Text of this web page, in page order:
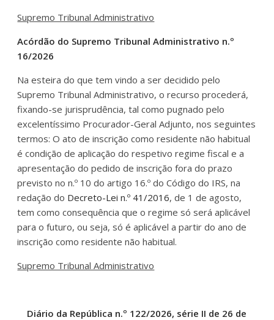
Supremo Tribunal Administrativo
Acórdão do Supremo Tribunal Administrativo n.º
16/2026
Na esteira do que tem vindo a ser decidido pelo
Supremo Tribunal Administrativo, o recurso procederá,
fixando-se jurisprudência, tal como pugnado pelo
excelentíssimo Procurador-Geral Adjunto, nos seguintes
termos: O ato de inscrição como residente não habitual
é condição de aplicação do respetivo regime fiscal e a
apresentação do pedido de inscrição fora do prazo
previsto no n.º 10 do artigo 16.º do Código do IRS, na
redação do Decreto-Lei n.º 41/2016, de 1 de agosto,
tem como consequência que o regime só será aplicável
para o futuro, ou seja, só é aplicável a partir do ano de
inscrição como residente não habitual.
Supremo Tribunal Administrativo
Diário da República n.º 122/2026, série II de 26 de